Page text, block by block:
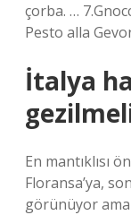
çorba. …
Pesto alla
İtalya
En mantıklısı
Floransa’ya,
görünüyor